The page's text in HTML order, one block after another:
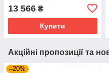
13 566 ₴
Купити
Акційні пропозиції та
–20%